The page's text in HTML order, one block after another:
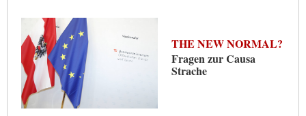
THE NEW NORMAL?
Fragen zur Causa
Strache